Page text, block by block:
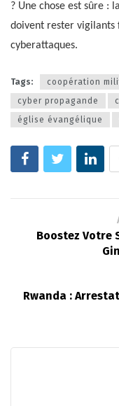
? Une chose est sûre :
doivent rester vigilants
cyberattaques.
Tags:
coopération
cyber propagande
église évangélique
Boostez Votre
Rwanda :